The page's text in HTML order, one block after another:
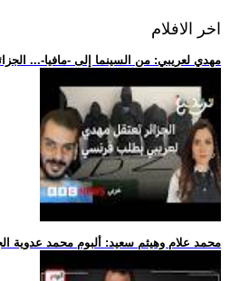
اخر الافلام
.. مهدي لعريبي: من السينما إلى -مافيا-...
.. محمد علام وهيثم سعيد: ألبوم محمد عدوية